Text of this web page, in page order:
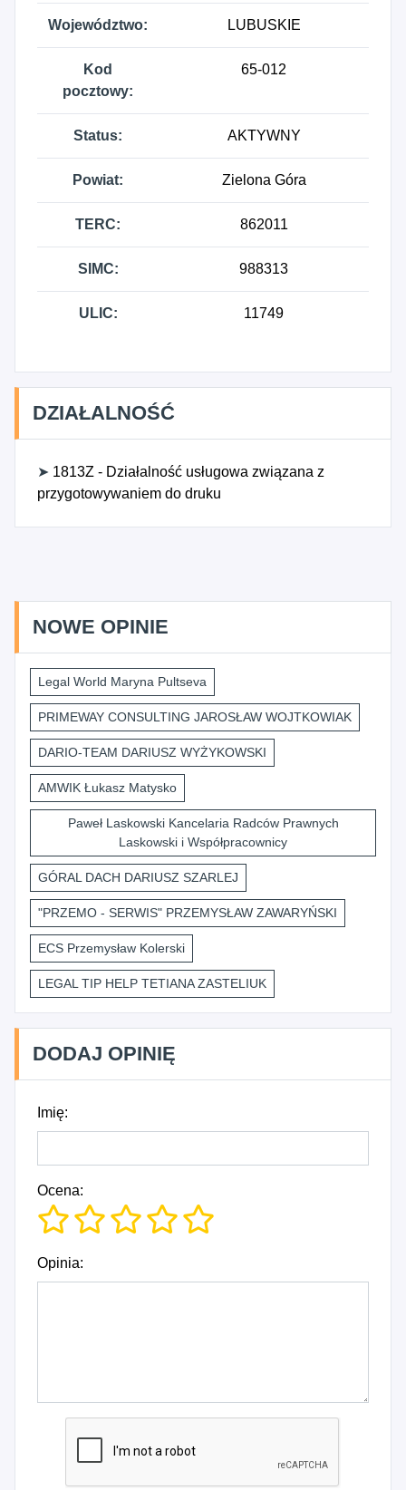
Województwo: LUBUSKIE
Kod
pocztowy:
65-012
Status: AKTYWNY
Powiat: Zielona Góra
TERC: 862011
SIMC: 988313
ULIC: 11749
DZIAŁALNOŚĆ
➤ 1813Z - Działalność usługowa związana z
przygotowywaniem do druku
NOWE OPINIE
Legal World Maryna Pultseva
PRIMEWAY CONSULTING JAROSŁAW WOJTKOWIAK
DARIO-TEAM DARIUSZ WYŻYKOWSKI
AMWIK Łukasz Matysko
Paweł Laskowski Kancelaria Radców Prawnych
Laskowski i Współpracownicy
GÓRAL DACH DARIUSZ SZARLEJ
"PRZEMO - SERWIS" PRZEMYSŁAW ZAWARYŃSKI
ECS Przemysław Kolerski
LEGAL TIP HELP TETIANA ZASTELIUK
DODAJ OPINIĘ
Imię:
Ocena:
Opinia: